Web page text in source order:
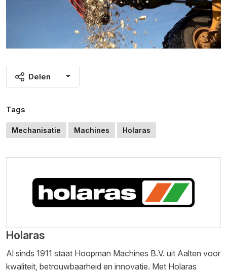
Delen
Tags
Mechanisatie Machines Holaras
Holaras
Al sinds 1911 staat Hoopman Machines B.V. uit Aalten voor
kwaliteit, betrouwbaarheid en innovatie. Met Holaras